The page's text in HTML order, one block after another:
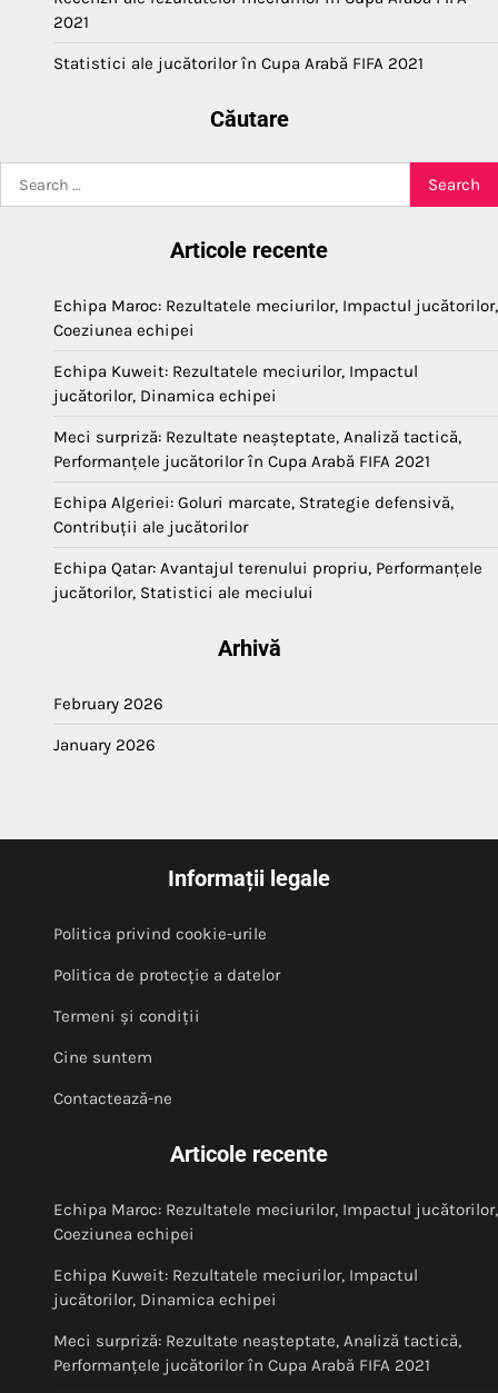
2021
Statistici ale jucătorilor în Cupa Arabă FIFA 2021
Căutare
for:
Articole recente
Echipa Maroc: Rezultatele meciurilor, Impactul jucătorilor,
Coeziunea echipei
Echipa Kuweit: Rezultatele meciurilor, Impactul
jucătorilor, Dinamica echipei
Meci surpriză: Rezultate neașteptate, Analiză tactică,
Performanțele jucătorilor în Cupa Arabă FIFA 2021
Echipa Algeriei: Goluri marcate, Strategie defensivă,
Contribuții ale jucătorilor
Echipa Qatar: Avantajul terenului propriu, Performanțele
jucătorilor, Statistici ale meciului
Arhivă
February 2026
January 2026
Informații legale
Politica privind cookie-urile
Politica de protecție a datelor
Termeni și condiții
Cine suntem
Contactează-ne
Articole recente
Echipa Maroc: Rezultatele meciurilor, Impactul jucătorilor,
Coeziunea echipei
Echipa Kuweit: Rezultatele meciurilor, Impactul
jucătorilor, Dinamica echipei
Meci surpriză: Rezultate neașteptate, Analiză tactică,
Performanțele jucătorilor în Cupa Arabă FIFA 2021